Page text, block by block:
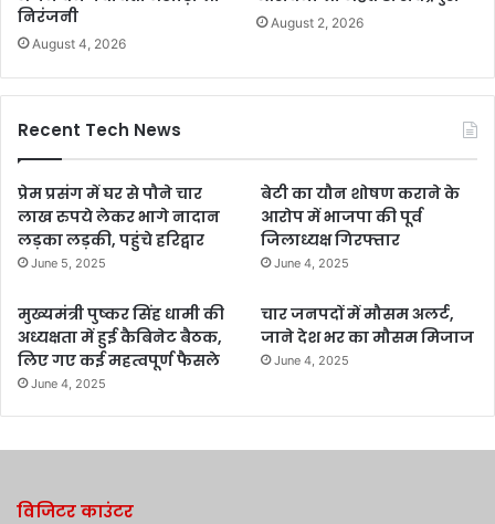
निरंजनी
August 4, 2026
August 2, 2026
Recent Tech News
प्रेम प्रसंग में घर से पौने चार
लाख रुपये लेकर भागे नादान
लड़का लड़की, पहुंचे हरिद्वार
June 5, 2025
बेटी का यौन शोषण कराने के
आरोप में भाजपा की पूर्व
जिलाध्यक्ष गिरफ्तार
June 4, 2025
मुख्यमंत्री पुष्कर सिंह धामी की
अध्यक्षता में हुई कैबिनेट बैठक,
लिए गए कई महत्वपूर्ण फैसले
June 4, 2025
चार जनपदों में मौसम अलर्ट,
जाने देश भर का मौसम मिजाज
June 4, 2025
विजिटर काउंटर